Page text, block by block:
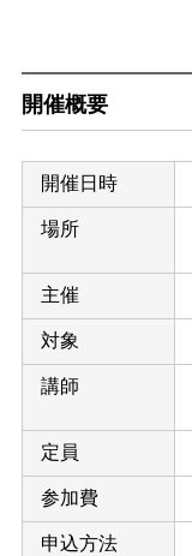
開催概要
開催日時
場所
主催
対象
講師
定員
参加費
申込方法